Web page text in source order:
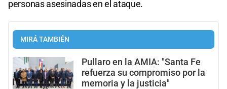
personas asesinadas en el ataque.
MIRÁ TAMBIÉN
Pullaro en la AMIA: "Santa Fe
refuerza su compromiso por la
memoria y la justicia"